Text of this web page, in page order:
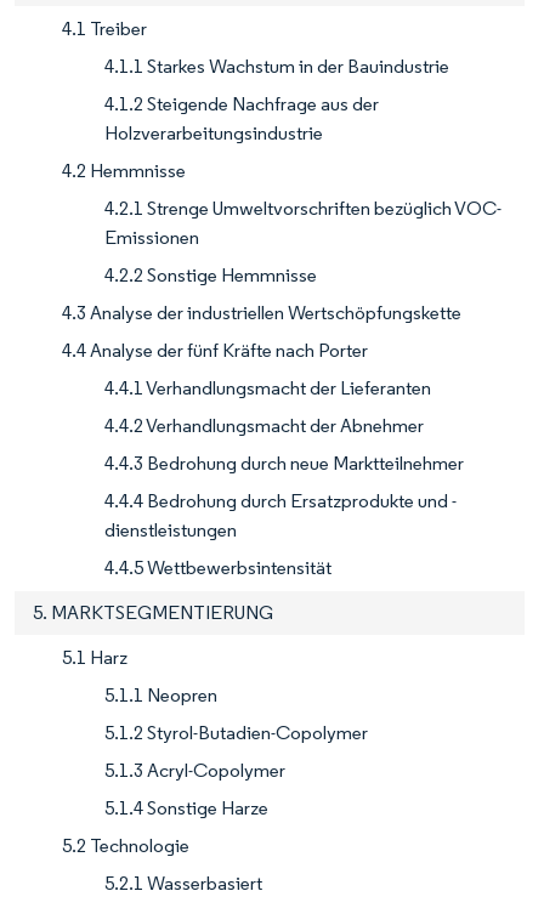
4.1 Treiber
4.1.1 Starkes Wachstum in der Bauindustrie
4.1.2 Steigende Nachfrage aus der
Holzverarbeitungsindustrie
4.2 Hemmnisse
4.2.1 Strenge Umweltvorschriften bezüglich VOC-
Emissionen
4.2.2 Sonstige Hemmnisse
4.3 Analyse der industriellen Wertschöpfungskette
4.4 Analyse der fünf Kräfte nach Porter
4.4.1 Verhandlungsmacht der Lieferanten
4.4.2 Verhandlungsmacht der Abnehmer
4.4.3 Bedrohung durch neue Marktteilnehmer
4.4.4 Bedrohung durch Ersatzprodukte und -
dienstleistungen
4.4.5 Wettbewerbsintensität
5. MARKTSEGMENTIERUNG
5.1 Harz
5.1.1 Neopren
5.1.2 Styrol-Butadien-Copolymer
5.1.3 Acryl-Copolymer
5.1.4 Sonstige Harze
5.2 Technologie
5.2.1 Wasserbasiert